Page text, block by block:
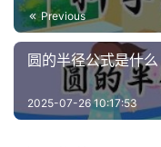
Previous
圆的半径公式是什么
2025-07-26 10:17:53